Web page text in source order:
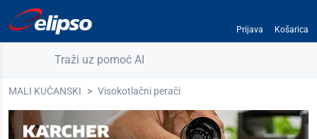
Prijava Košarica
Traži uz pomoć AI
MALI KUĆANSKI Visokotlačni perači